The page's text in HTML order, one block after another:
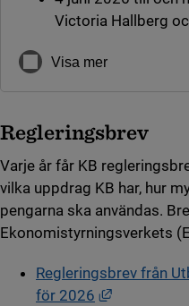
Victoria Hallberg
Visa mer
Regleringsbrev
Varje år får KB
vilka uppdrag KB har, hur
pengarna ska användas.
Ekonomistyrningsverkets
Regleringsbrev från
för 2026
Länk till